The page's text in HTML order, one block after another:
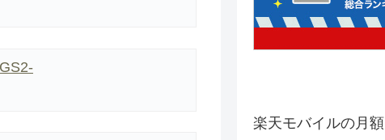
楽天モバイルの月額